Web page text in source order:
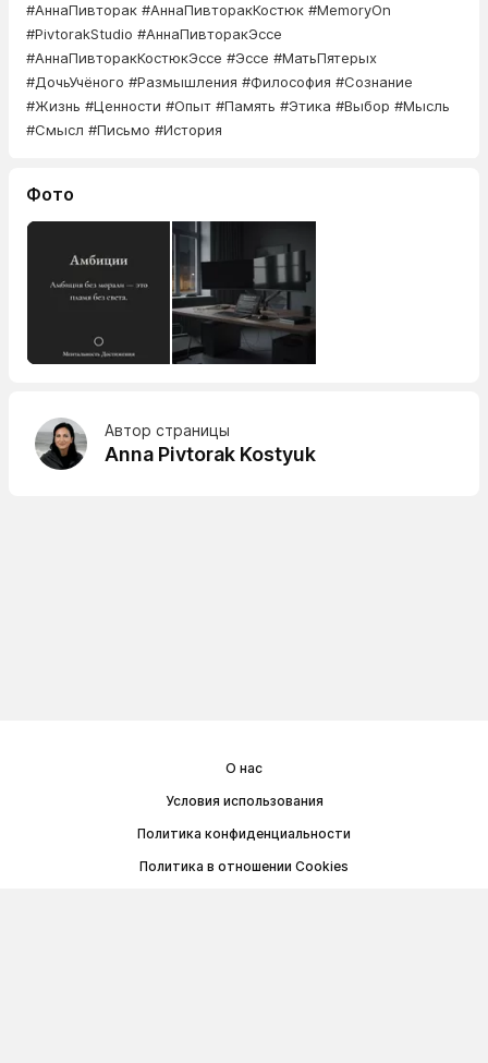
#АннаПивторак #АннаПивторакКостюк #MemoryOn
#PivtorakStudio #АннаПивторакЭссе
#АннаПивторакКостюкЭссе #Эссе #МатьПятерых
#ДочьУчёного #Размышления #Философия #Сознание
#Жизнь #Ценности #Опыт #Память #Этика #Выбор #Мысль
#Смысл #Письмо #История
Фото
Автор страницы
Anna Pivtorak Kostyuk
О нас
Условия использования
Политика конфиденциальности
Политика в отношении Cookies